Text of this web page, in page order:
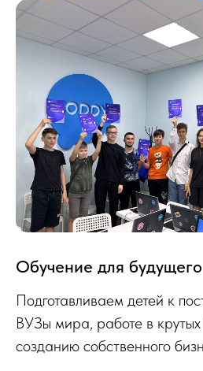
Обучение для будущего
Подготавливаем детей к
ВУЗы мира, работе в
созданию собственного